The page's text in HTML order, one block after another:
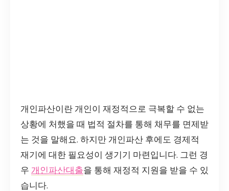
개인파산이란 개인이 재정적으로 극복할 수 없는
상황에 처했을 때 법적 절차를 통해 채무를 면제받
는 것을 말해요. 하지만 개인파산 후에도 경제적
재기에 대한 필요성이 생기기 마련입니다. 그런 경
우 개인파산대출을 통해 재정적 지원을 받을 수 있
습니다.